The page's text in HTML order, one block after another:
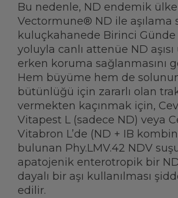
Bu nedenle, ND endemik
Vectormune® ND ile aşılama
kuluçkahanede Birinci Günde
yoluyla canlı attenüe ND
erken koruma sağlanmasını
Hem büyüme hem de
bütünlüğü için zararlı olan
vermekten kaçınmak için,
Vitapest L (sadece ND) veya
Vitabron L’de (ND + IB
bulunan Phy.LMV.42 NDV
apatojenik enterotropik bir
dayalı bir aşı kullanılması
edilir.